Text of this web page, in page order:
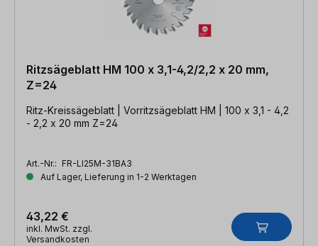
Ritzsägeblatt HM 100 x 3,1-4,2/2,2 x 20 mm,
Z=24
Ritz-Kreissägeblatt | Vorritzsägeblatt HM | 100 x 3,1 - 4,2
- 2,2 x 20 mm Z=24
Art.-Nr.: FR-LI25M-31BA3
Auf Lager, Lieferung in 1-2 Werktagen
43,22 €
inkl. MwSt. zzgl.
Versandkosten